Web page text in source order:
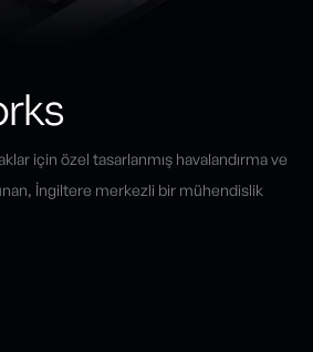
için özel tasarlanmış havalandırma ve
İngiltere merkezli bir mühendislik